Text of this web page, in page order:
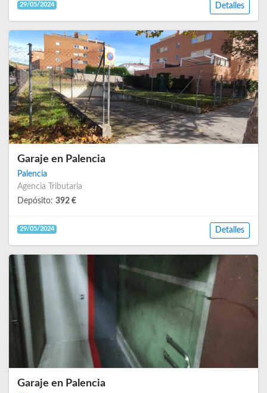
29/05/2024 Detalles
Garaje en Palencia
Palencia
Agencia Tributaria
Depósito: 392 €
29/05/2024 Detalles
Garaje en Palencia